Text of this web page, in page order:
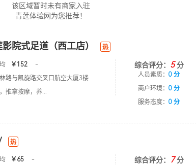
该区域暂时未有商家入驻
青莲体验网为您推荐！
院式足道（西工店） 热
￥152
-
路与凯旋路交叉口航空大厦3楼
推拿按摩，养...
综合评分： 5分
人员素质： 0 分
商户环境： 0 分
服务态度： 0 分
热
￥65
-
综合评分： 7分